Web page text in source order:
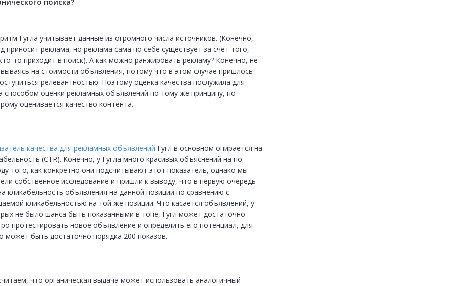
Гугла учитывает данные из огромного числа источников. (Конечно,
приносит реклама, но реклама сама по себе существует за счет того,
то приходит в поиск). А как можно ранжировать рекламу? Конечно, не
на стоимости объявления, потому что в этом случае пришлось
релевантностью. Поэтому оценка качества послужила для
способом оценки рекламных объявлений по тому же принципу, по
оценивается качество контента.
качества для рекламных объявлений Гугл в основном опирается на
(CTR). Конечно, у Гугла много красивых объяснений на по
того, как конкретно они подсчитывают этот показатель, однако мы
собственное исследование и пришли к выводу, что в первую очередь
кликабельность объявления на данной позиции по сравнению с
кликабельностью на той же позиции. Что касается объявлений, у
не было шанса быть показанными в топе, Гугл может достаточно
протестировать новое объявление и определить его потенциал, для
может быть достаточно порядка 200 показов.